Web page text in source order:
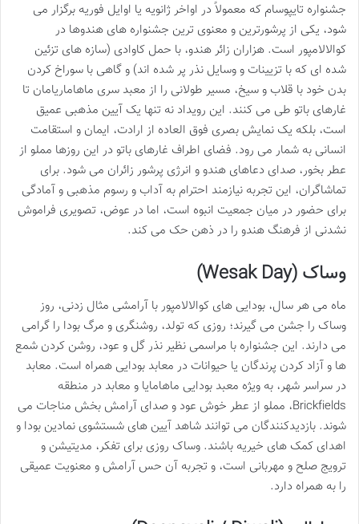
جشنواره تایپوسام که معمولاً در اواخر ژانویه یا اوایل فوریه برگزار می
شود، یکی از پرشورترین و معنوی ترین جشنواره های هندوها در
کوالالامپور است. هزاران زائر هندو، با حمل کاوادی (سازه های تزئین
شده ای که با تزیینات و وسایل نذر پر شده اند) و گاهی با سوراخ کردن
بدن خود با قلاب و سیخ، مسیر طولانی را از معبد سری ماهاماریامان تا
غارهای باتو طی می کنند. این رویداد نه تنها یک آیین مذهبی عمیق
است، بلکه یک نمایش بصری فوق العاده از ارادت، ایمان و استقامت
انسانی به شمار می رود. فضای اطراف غارهای باتو در این روزها مملو از
عطر بخور، صدای دعاهای هندو و انرژی پرشور زائران می شود. برای
تماشاگران، این تجربه نیازمند احترام به آداب و رسوم مذهبی و آمادگی
برای حضور در میان جمعیت انبوه است، اما در عوض، تصویری فراموش
نشدنی از فرهنگ هندو را در ذهن حک می کند.
وساک (Wesak Day)
ماه می هر سال، بودایی های کوالالامپور با آرامشی مثال زدنی، روز
وساک را جشن می گیرند؛ روزی که تولد، روشنگری و مرگ بودا را گرامی
می دارند. این جشنواره با مراسمی نظیر نذر گل و عود، روشن کردن شمع
ها و آزاد کردن پرندگان یا حیوانات در معابد بودایی همراه است. معابد
در سراسر شهر، به ویژه معبد بودایی ماهامایا و معابد در منطقه
Brickfields، مملو از عطر خوش عود و صدای آرامش بخش مناجات می
شوند. بازدیدکنندگان می توانند شاهد آیین های شستشوی نمادین بودا و
اهدای کمک های خیریه باشند. وساک روزی برای تفکر، مدیتیشن و
ترویج صلح و مهربانی است، و تجربه آن حس آرامش و معنویت عمیقی
را به همراه دارد.